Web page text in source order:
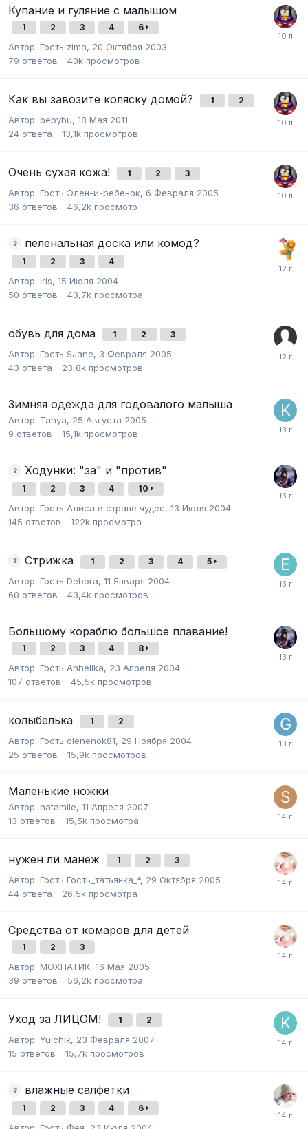
Купание и гуляние с малышом
1 2 3 4 6
Автор: Гость zima, 20 Октября 2003
79 ответов 40k просмотров
Как вы завозите коляску домой? 1 2
Автор: bebybu, 18 Мая 2011
24 ответа 13,1k просмотров
Очень сухая кожа! 1 2 3
Автор: Гость Элен-и-ребенок, 6 Февраля 2005
36 ответов 46,2k просмотр
пеленальная доска или комод?
1 2 3 4
Автор: Iris, 15 Июля 2004
50 ответов 43,7k просмотра
обувь для дома 1 2 3
Автор: Гость SJane, 3 Февраля 2005
43 ответа 23,8k просмотров
Зимняя одежда для годовалого малыша
Автор: Tanya, 25 Августа 2005
9 ответов 15,1k просмотров
Ходунки: "за" и "против"
1 2 3 4 10
Автор: Гость Алиса в стране чудес, 13 Июля 2004
145 ответов 122k просмотра
Стрижка 1 2 3 4 5
Автор: Гость Debora, 11 Января 2004
60 ответов 43,4k просмотров
Большому кораблю большое плавание!
1 2 3 4 8
Автор: Гость Anhelika, 23 Апреля 2004
107 ответов 45,5k просмотров
колыбелька 1 2
Автор: Гость olenenok81, 29 Ноября 2004
25 ответов 15,9k просмотров
Маленькие ножки
Автор: natamile, 11 Апреля 2007
13 ответов 15,5k просмотра
нужен ли манеж 1 2 3
Автор: Гость Гость_татьянка_*, 29 Октября 2005
44 ответа 26,5k просмотра
Средства от комаров для детей
1 2 3
Автор: МОХНАТИК, 16 Мая 2005
39 ответов 56,2k просмотра
Уход за ЛИЦОМ! 1 2
Автор: Yulchik, 23 Февраля 2007
15 ответов 15,7k просмотров
влажные салфетки
1 2 3 4 6